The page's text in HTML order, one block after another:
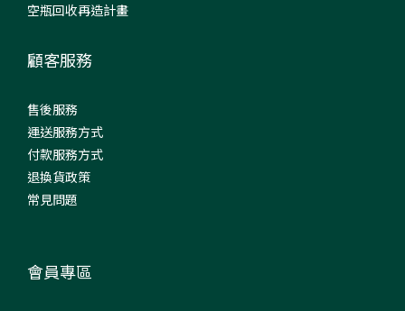
空瓶回收再造計畫
顧客服務
售後服務
運送服務方式
付款服務方式
退換貨政策
常見問題
會員專區